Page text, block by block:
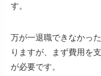
す。
万が一退職できなかっ
りますが、まず費用を
が必要です。